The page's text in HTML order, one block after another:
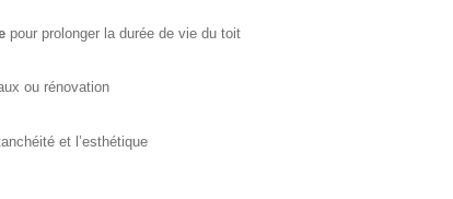
pour prolonger la durée de vie du toit
ou rénovation
et l’esthétique